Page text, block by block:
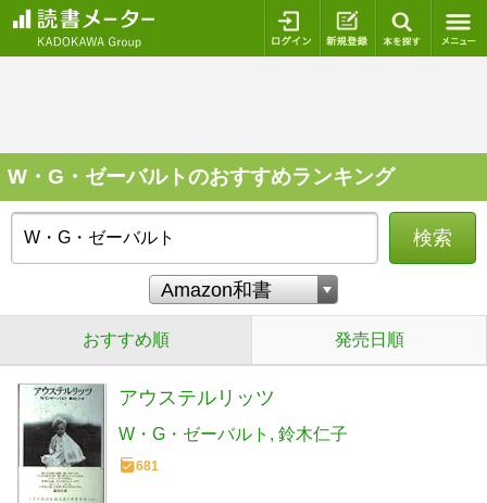
ログイン 新規登録
W・G・ゼーバルトのおすすめランキング
検索
おすすめ順 発売日順
アウステルリッツ
W・G・ゼーバルト 鈴木仁子
681